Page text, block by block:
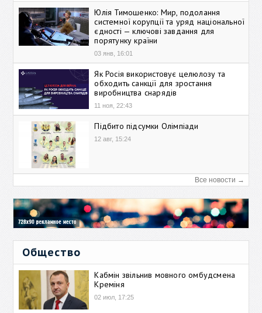
Юлія Тимошенко: Мир, подолання
системної корупції та уряд національної
єдності — ключові завдання для
порятунку країни
03 янв, 16:01
Як Росія використовує целюлозу та
обходить санкції для зростання
виробництва снарядів
11 ноя, 22:43
Підбито підсумки Олімпіади
12 авг, 15:24
Все новости →
Общество
Кабмін звільнив мовного омбудсмена
Креміня
02 июл, 17:25